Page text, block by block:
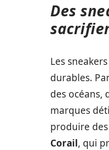
Des
Les
durables.
des océans,
marques
produire
Corail, qui